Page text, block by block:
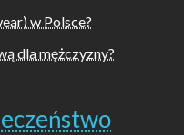
w Polsce?
dla mężczyzny?